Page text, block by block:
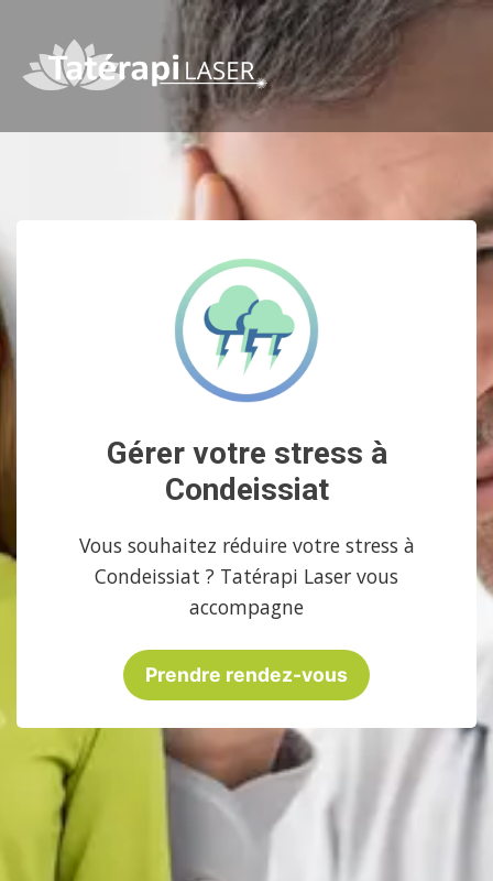
Gérer votre stress à
Condeissiat
Vous souhaitez réduire votre stress à
Condeissiat ? Tatérapi Laser vous
accompagne
Prendre rendez-vous